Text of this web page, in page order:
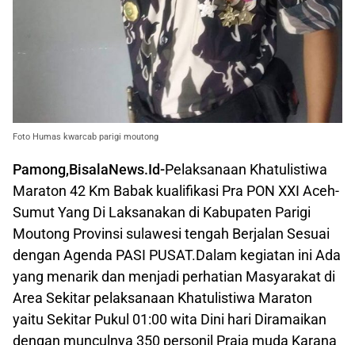
Foto Humas kwarcab parigi moutong
Pamong,BisalaNews.Id-Pelaksanaan Khatulistiwa
Maraton 42 Km Babak kualifikasi Pra PON XXI Aceh-
Sumut Yang Di Laksanakan di Kabupaten Parigi
Moutong Provinsi sulawesi tengah Berjalan Sesuai
dengan Agenda PASI PUSAT.Dalam kegiatan ini Ada
yang menarik dan menjadi perhatian Masyarakat di
Area Sekitar pelaksanaan Khatulistiwa Maraton
yaitu Sekitar Pukul 01:00 wita Dini hari Diramaikan
dengan munculnya 350 personil Praja muda Karana